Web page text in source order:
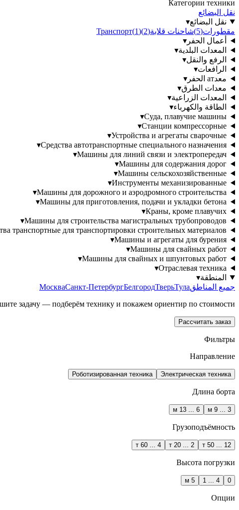
Категории техники
نقل البضائع
نقل البضائع▾
مقطورات(
5
)شاحنات قلابة(
2
)
Транспорт(1)
أعمال الحفر ▾
المعدات البلدية▾
الرفع والنقل▾
الرافعات▾
معدат الحفر
▾
معدات الطرق▾
المعدات الزراعية▾
الطاقة والكهرباء▾
Суда, плавучие машины
▾
Станции компрессорные
▾
Устройства и агрегаты сварочные
▾
Средства автотранспортные специального назначения
▾
Машины для линий связи и электропередач
▾
Машины для содержания дорог
▾
Машины сельскохозяйственные
▾
Инструменты механизированные
▾
Машины для дорожного и аэродромного строительства
▾
Машины для приготовления, подачи и укладки бетона
▾
Краны, кроме плавучих
▾
Машины для строительства магистральных трубопроводов
▾
транспортные для транспортировки строительных материалов
Машины и агрегаты для бурения
▾
Машины для свайных работ
▾
Машины для свайных и шпунтовых работ
▾
Отраслевая техника
▾
المنطقة▾
جميع المناطق
МоскваСанкт-ПетербургБелгородТверьТула
задачу — подберём технику и покажем ориентир по стоимости.
Рассчитать заказ
Фильтры
Направление
Электрическая техника
Роботизированная техника
Длина борта
3 ... 9 м
6 ... 13 м
Грузоподъёмность
12 ... 50 т
2 ... 20 т
4 ... 60 т
Высота погрузки
0
4 ... 1
5 м
Опции